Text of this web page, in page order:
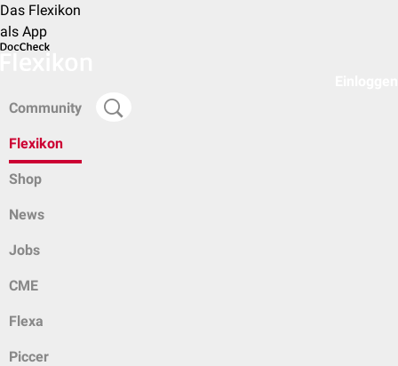
Das Flexikon
als App
Community
Flexikon
Shop
News
Jobs
CME
Flexa
Piccer